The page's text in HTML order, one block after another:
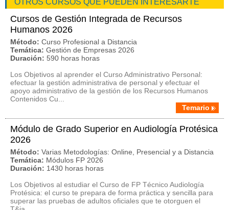
OTROS CURSOS QUE PUEDEN INTERESARTE
Cursos de Gestión Integrada de Recursos
Humanos 2026
Método: Curso Profesional a Distancia
Temática: Gestión de Empresas 2026
Duración: 590 horas horas
Los Objetivos al aprender el Curso Administrativo Personal:
efectuar la gestión administrativa de personal y efectuar el
apoyo administrativo de la gestión de los Recursos Humanos
Contenidos Cu...
Temario
Módulo de Grado Superior en Audiología Protésica
2026
Método: Varias Metodologías: Online, Presencial y a Distancia
Temática: Módulos FP 2026
Duración: 1430 horas horas
Los Objetivos al estudiar el Curso de FP Técnico Audiología
Protésica: el curso te prepara de forma práctica y sencilla para
superar las pruebas de adultos oficiales que te otorguen el